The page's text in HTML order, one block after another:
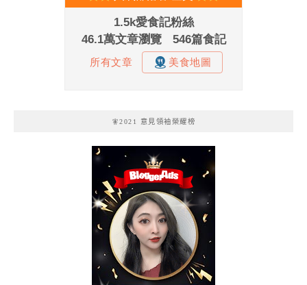
🧚2021 意見領袖榮耀榜